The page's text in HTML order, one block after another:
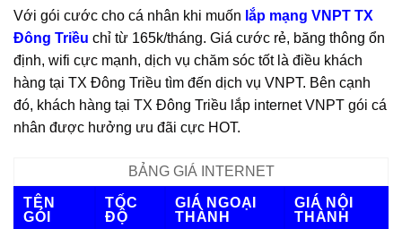
Với gói cước cho cá nhân khi muốn lắp mạng VNPT TX
Đông Triều chỉ từ 165k/tháng. Giá cước rẻ, băng thông ổn
định, wifi cực mạnh, dịch vụ chăm sóc tốt là điều khách
hàng tại TX Đông Triều tìm đến dịch vụ VNPT. Bên cạnh
đó, khách hàng tại TX Đông Triều lắp internet VNPT gói cá
nhân được hưởng ưu đãi cực HOT.
BẢNG GIÁ INTERNET
TÊN
GÓI
TỐC
ĐỘ
GIÁ NGOẠI
THÀNH
GIÁ NỘI
THÀNH